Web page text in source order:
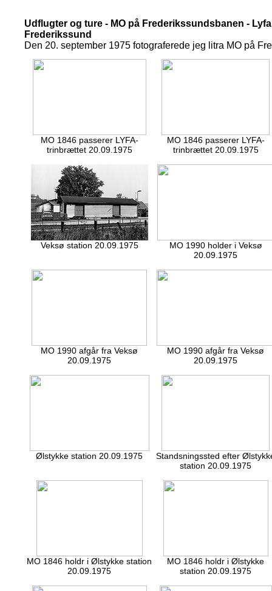
Udflugter og ture - MO på Frederikssundsbanen -
Frederikssund
Den 20. september 1975 fotograferede jeg litra MO på
MO 1846 passerer LYFA-
trinbrættet 20.09.1975
MO 1846 passerer LYFA-
trinbrættet 20.09.1975
Veksø station 20.09.1975
MO 1990 holder i Veksø
20.09.1975
MO 1990 afgår fra Veksø
20.09.1975
MO 1990 afgår fra Veksø
20.09.1975
Ølstykke station 20.09.1975
Standsningssted efter
station 20.09.1975
MO 1846 holdr i Ølstykke station
20.09.1975
MO 1846 holdr i Ølstykke
station 20.09.1975